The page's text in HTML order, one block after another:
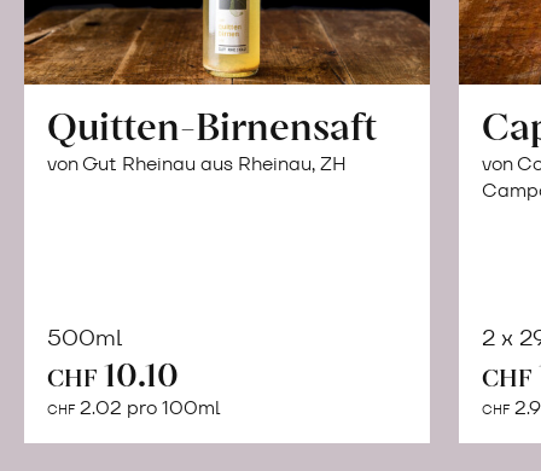
Quitten-Birnensaft
von Gut Rheinau aus Rheinau, ZH
500ml
CHF 10.10
CHF 2.02 pro 100ml
Warenkorb
von
2 x
CHF
CHF